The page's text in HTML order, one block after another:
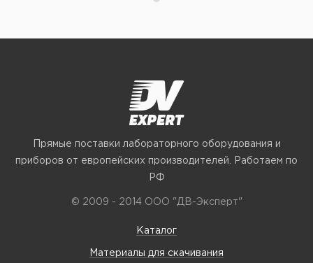
Прямые поставки лабораторного оборудования и
приборов от европейских производителей. Работаем по
РФ
© 2009 - 2014 ООО "ДВ-Эксперт"
Каталог
Материалы для скачивания